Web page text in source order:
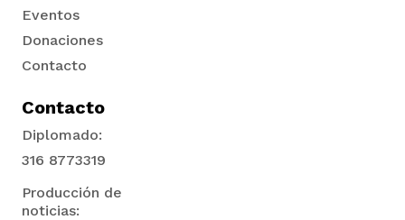
Eventos
Donaciones
Contacto
Contacto
Diplomado:
316 8773319
Producción de
noticias: